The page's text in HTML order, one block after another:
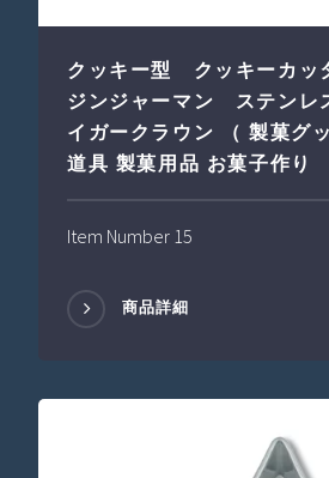
クッキー型 クッキーカ
ジンジャーマン ステン
イガークラウン （ 製菓グ
道具 製菓用品 お菓子作り
Item Number 15
商品詳細